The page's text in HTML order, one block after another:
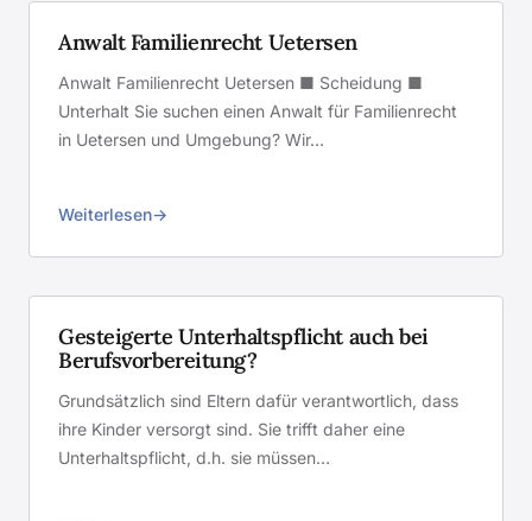
Anwalt Familienrecht Uetersen
Anwalt Familienrecht Uetersen ■ Scheidung ■
Unterhalt Sie suchen einen Anwalt für Familienrecht
in Uetersen und Umgebung? Wir…
Weiterlesen
Gesteigerte Unterhaltspflicht auch bei
Berufsvorbereitung?
Grundsätzlich sind Eltern dafür verantwortlich, dass
ihre Kinder versorgt sind. Sie trifft daher eine
Unterhaltspflicht, d.h. sie müssen…